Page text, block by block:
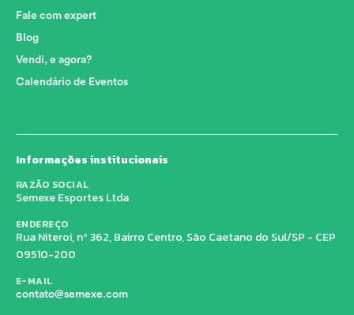
Fale com expert
Blog
Vendi, e agora?
Calendário de Eventos
Informações institucionais
RAZÃO SOCIAL
Semexe Esportes Ltda
ENDEREÇO
Rua Niteroi, nº 362, Bairro Centro, São Caetano do Sul/SP - CEP
09510-200
E-MAIL
contato@semexe.com